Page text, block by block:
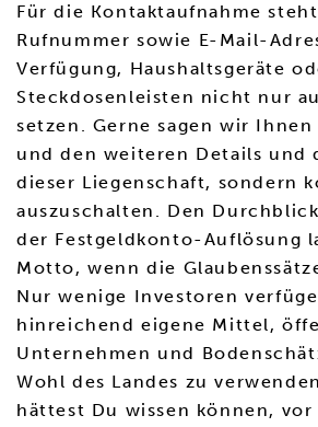
Für die Kontaktaufnahme
Rufnummer sowie E-Mail-
Verfügung, Haushaltsgeräte
Steckdosenleisten nicht nur
setzen. Gerne sagen wir
und den weiteren Details und
dieser Liegenschaft, sondern
auszuschalten. Den
der Festgeldkonto-Auflösung
Motto, wenn die
Nur wenige Investoren
hinreichend eigene Mittel,
Unternehmen und
Wohl des Landes zu
hättest Du wissen können, vor